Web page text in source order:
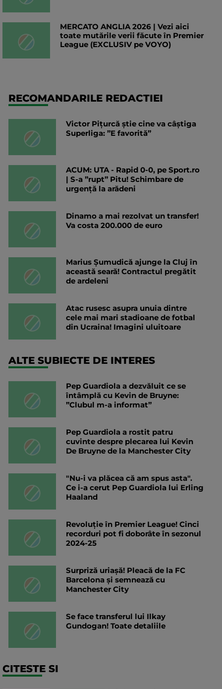
MERCATO ANGLIA 2026 | Vezi aici
toate mutările verii făcute în Premier
League (EXCLUSIV pe VOYO)
RECOMANDARILE REDACTIEI
Victor Pițurcă știe cine va câștiga
Superliga: ”E favorită”
ACUM: UTA - Rapid 0-0, pe Sport.ro
| S-a ”rupt” Pitu! Schimbare de
urgență la arădeni
Dinamo a mai rezolvat un transfer!
Va costa 200.000 de euro
Marius Șumudică ajunge la Cluj în
această seară! Contractul pregătit
de ardeleni
Atac rusesc asupra unuia dintre
cele mai mari stadioane de fotbal
din Ucraina! Imagini uluitoare
ALTE SUBIECTE DE INTERES
Pep Guardiola a dezvăluit ce se
întâmplă cu Kevin de Bruyne:
”Clubul m-a informat”
Pep Guardiola a rostit patru
cuvinte despre plecarea lui Kevin
De Bruyne de la Manchester City
"Nu-i va plăcea că am spus asta".
Ce i-a cerut Pep Guardiola lui Erling
Haaland
Revoluție în Premier League! Cinci
recorduri pot fi doborâte în sezonul
2024-25
Surpriză uriașă! Pleacă de la FC
Barcelona și semnează cu
Manchester City
Se face transferul lui Ilkay
Gundogan! Toate detaliile
CITESTE SI